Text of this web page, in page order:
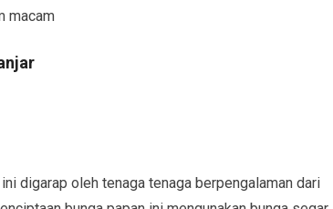
macam
digarap oleh tenaga tenaga berpengalaman dari